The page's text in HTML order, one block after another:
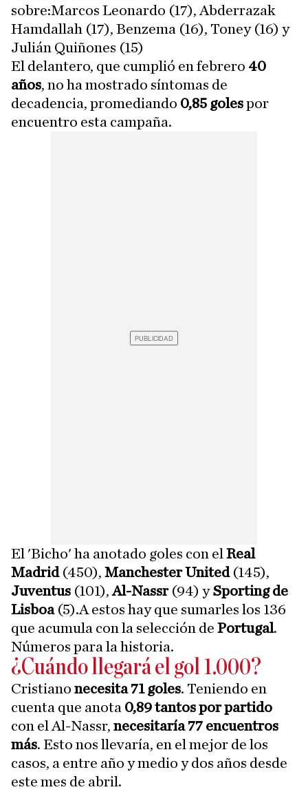
sobre:Marcos Leonardo (17), Abderrazak
Hamdallah (17), Benzema (16), Toney (16) y
Julián Quiñones (15)
El delantero, que cumplió en febrero 40
años, no ha mostrado síntomas de
decadencia, promediando 0,85 golespor
encuentro esta campaña.
El 'Bicho' ha anotado goles con el Real
Madrid(450), Manchester United(145),
Juventus (101),Al-Nassr(94) ySporting de
Lisboa(5).A estos hay que sumarles los 136
que acumula con la selección de Portugal.
Números para la historia.
¿Cuándo llegará el gol 1.000?
Cristiano necesita 71 goles. Teniendo en
cuenta que anota 0,89 tantos por partido
con el Al-Nassr, necesitaría 77 encuentros
más. Esto nos llevaría, en el mejor de los
casos, a entre año y medio y dos años desde
este mes de abril.